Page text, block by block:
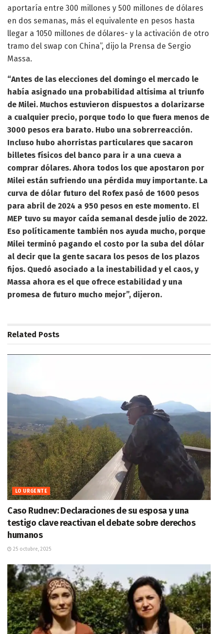
aportaría entre 300 millones y 500 millones de dólares
en dos semanas, más el equivalente en pesos hasta
llegar a 1050 millones de dólares- y la activación de otro
tramo del swap con China”, dijo la Prensa de Sergio
Massa.
“Antes de las elecciones del domingo el mercado le
había asignado una probabilidad altísima al triunfo
de Milei. Muchos estuvieron dispuestos a dolarizarse
a cualquier precio, porque todo lo que fuera menos de
3000 pesos era barato. Hubo una sobrerreacción.
Incluso hubo ahorristas particulares que sacaron
billetes físicos del banco para ir a una cueva a
comprar dólares. Ahora todos los que apostaron por
Milei están sufriendo una pérdida muy importante. La
curva de dólar futuro del Rofex pasó de 1600 pesos
para abril de 2024 a 950 pesos en este momento. El
MEP tuvo su mayor caída semanal desde julio de 2022.
Eso políticamente también nos ayuda mucho, porque
Milei terminó pagando el costo por la suba del dólar
al decir que la gente sacara los pesos de los plazos
fijos. Quedó asociado a la inestabilidad y el caos, y
Massa ahora es el que ofrece estabilidad y una
promesa de futuro mucho mejor”, dijeron.
Related Posts
LO URGENTE
Caso Rudnev: Declaraciones de su esposa y una
testigo clave reactivan el debate sobre derechos
humanos
25 octubre, 2025